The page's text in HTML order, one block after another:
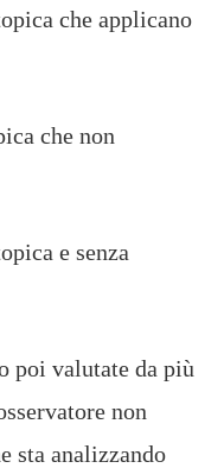
che applicano
che non
e senza
poi valutate da più
non
sta analizzando